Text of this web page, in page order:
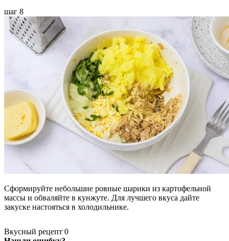
шаг 8
Сформируйте небольшие ровные шарики из картофельной
массы и обваляйте в кунжуте. Для лучшего вкуса дайте
закуске настояться в холодильнике.
Вкусный рецепт 0